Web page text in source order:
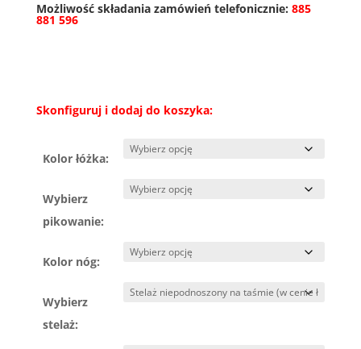
Możliwość składania zamówień telefonicznie: 885
881 596
Skonfiguruj i dodaj do koszyka:
Kolor łóżka:
Wybierz
pikowanie:
Kolor nóg:
Wybierz
stelaż: